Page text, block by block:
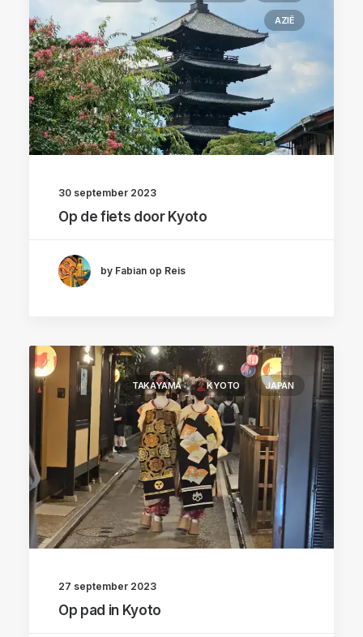
AZIË
30 september 2023
Op de fiets door Kyoto
by Fabian op Reis
TAKAYAMA KYOTO JAPAN
27 september 2023
Op pad in Kyoto